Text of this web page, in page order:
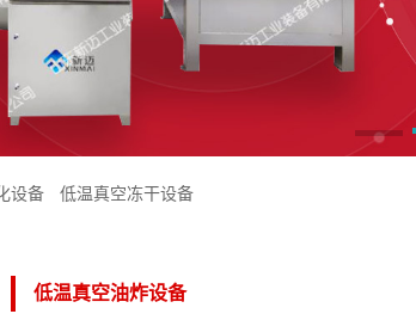
设备 低温真空冻干设备
低温真空油炸设备